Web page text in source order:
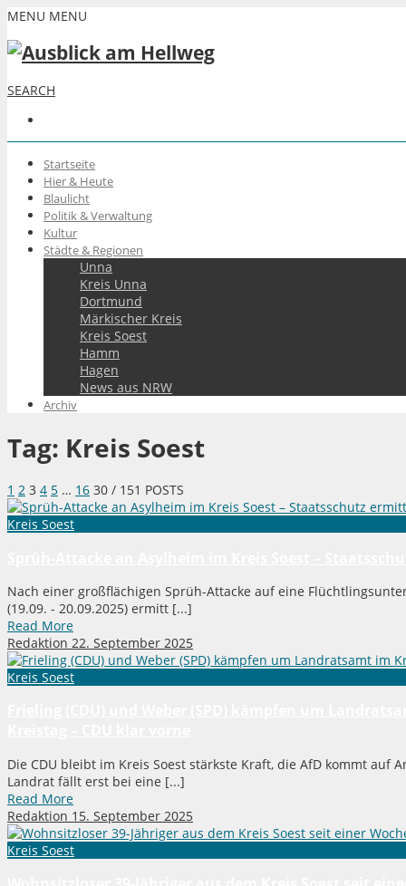
MENU MENU
SEARCH
Startseite
Hier & Heute
Blaulicht
Politik & Verwaltung
Kultur
Städte & Regionen
Unna
Kreis Unna
Dortmund
Märkischer Kreis
Kreis Soest
Hamm
Hagen
News aus NRW
Archiv
Tag: Kreis Soest
1 2 3 4 5 … 16 30 / 151 POSTS
Kreis Soest
Nach einer großflächigen Sprüh-Attacke auf eine
(19.09. - 20.09.2025) ermitt [...]
Read More
Redaktion 22. September 2025
Kreis Soest
Die CDU bleibt im Kreis Soest stärkste Kraft, die AfD kommt
Landrat fällt erst bei eine [...]
Read More
Redaktion 15. September 2025
Kreis Soest